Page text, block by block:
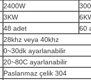
2400W
3KW
48 adet
60
28khz veya 40khz
0~30dk ayarlanabilir
20~80C ayarlanabilir
Paslanmaz çelik 304